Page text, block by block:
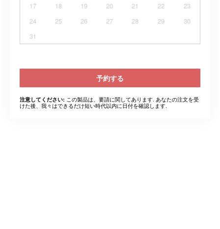
17
18 19 20 21 22
23
24
25 26 27 28 29
30
31
予約する
注意してください: この製品は、要請に関してあります. あなたの注文を受
けた後、我々はできるだけ短い時代以内に日付を確認します.